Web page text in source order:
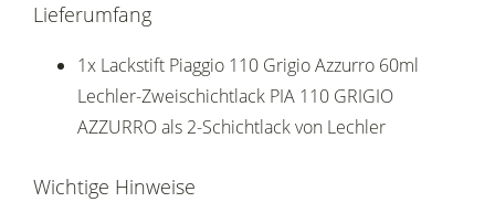
Lieferumfang
1x Lackstift Piaggio 110 Grigio Azzurro 60ml
Lechler-Zweischichtlack PIA 110 GRIGIO
AZZURRO als 2-Schichtlack von Lechler
Wichtige Hinweise